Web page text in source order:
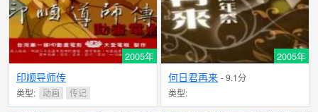
2005年
印顺导师传
类型: 动画 传记
2005年
何日君再来 - 9.1分
类型: